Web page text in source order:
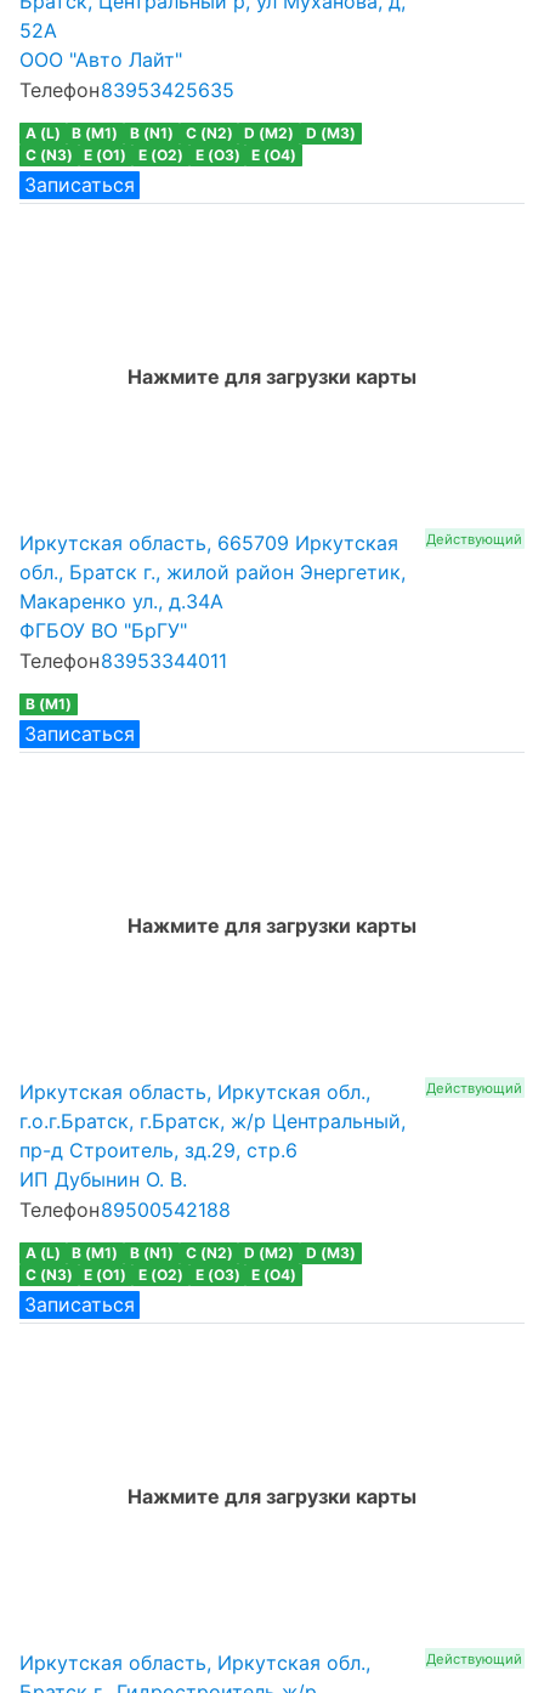
52А
ООО "Авто Лайт"
Телефон83953425635
A (L) B (M1) B (N1) C (N2) D (M2)
D (M3)
C (N3)
E (O1) E (O2) E (O3) E (O4)
Записаться
Нажмите для загрузки карты
Иркутская область, 665709 Иркутская
обл., Братск г., жилой район Энергетик,
Макаренко ул., д.34А
ФГБОУ ВО "БрГУ"
Телефон83953344011
B (M1)
Записаться
Действующий
Нажмите для загрузки карты
Иркутская область, Иркутская обл.,
г.о.г.Братск, г.Братск, ж/р Центральный,
пр-д Строитель, зд.29, стр.6
ИП Дубынин О. В.
Телефон89500542188
A (L) B (M1) B (N1) C (N2) D (M2)
D (M3)
C (N3)
E (O1) E (O2) E (O3) E (O4)
Записаться
Действующий
Нажмите для загрузки карты
Иркутская область, Иркутская обл.,
Действующий